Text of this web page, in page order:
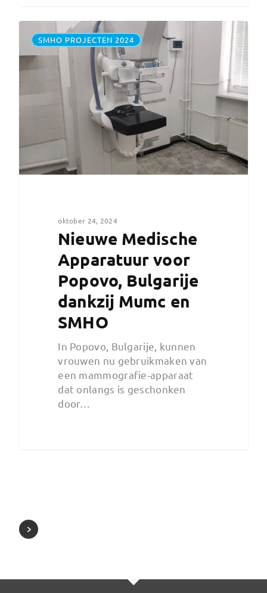
SMHO PROJECTEN 2024
oktober 24, 2024
Nieuwe Medische
Apparatuur voor
Popovo, Bulgarije
dankzij Mumc en
SMHO
In Popovo, Bulgarije, kunnen
vrouwen nu gebruikmaken van
een mammografie-apparaat
dat onlangs is geschonken
door…